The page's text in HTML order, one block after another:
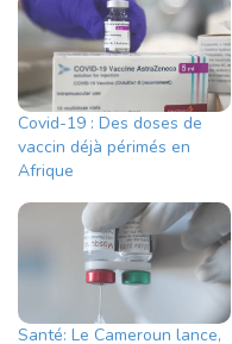
Covid-19 : Des doses de
vaccin déjà périmés en
Afrique
Santé: Le Cameroun lance,